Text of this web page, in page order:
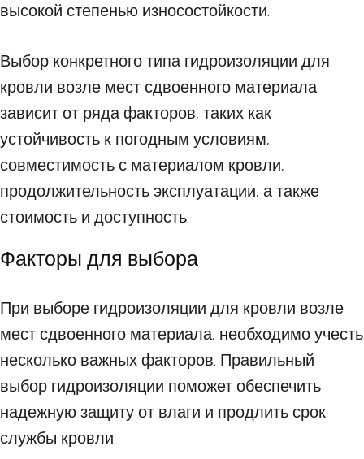
высокой степенью износостойкости.
Выбор конкретного типа гидроизоляции для
кровли возле мест сдвоенного материала
зависит от ряда факторов, таких как
устойчивость к погодным условиям,
совместимость с материалом кровли,
продолжительность эксплуатации, а также
стоимость и доступность.
Факторы для выбора
При выборе гидроизоляции для кровли возле
мест сдвоенного материала, необходимо учесть
несколько важных факторов. Правильный
выбор гидроизоляции поможет обеспечить
надежную защиту от влаги и продлить срок
службы кровли.